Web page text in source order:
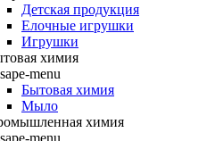
Детская продукция
Елочные игрушки
Игрушки
химия
Бытовая химия
Мыло
химия